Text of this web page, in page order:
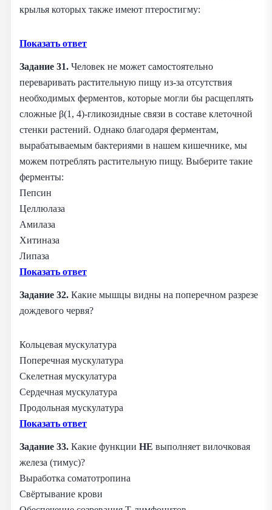
крылья которых также имеют птеростигму:
Показать ответ
Задание 31. Человек не может самостоятельно
переваривать растительную пищу из‑за отсутствия
необходимых ферментов, которые могли бы расщеплять
сложные β(1, 4)‑гликозидные связи в составе клеточной
стенки растений. Однако благодаря ферментам,
вырабатываемым бактериями в нашем кишечнике, мы
можем потреблять растительную пищу. Выберите такие
ферменты:
Пепсин
Целлюлаза
Амилаза
Хитиназа
Липаза
Показать ответ
Задание 32. Какие мышцы видны на поперечном разрезе
дождевого червя?
Кольцевая мускулатура
Поперечная мускулатура
Скелетная мускулатура
Сердечная мускулатура
Продольная мускулатура
Показать ответ
Задание 33. Какие функции НЕ выполняет вилочковая
железа (тимус)?
Выработка соматотропина
Свёртывание крови